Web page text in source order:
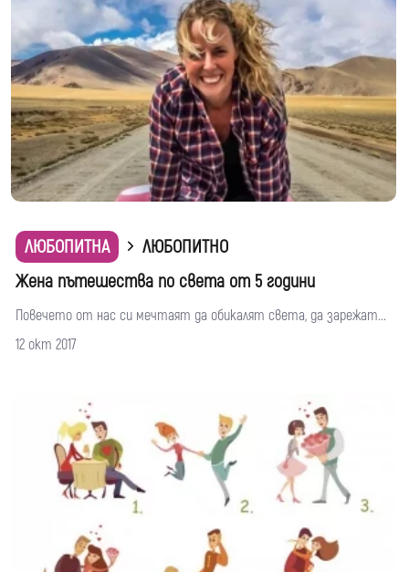
ЛЮБОПИТНА
ЛЮБОПИТНО
Жена пътешества по света от 5 години
Повечето от нас си мечтаят да обикалят света, да зарежат...
12 окт 2017